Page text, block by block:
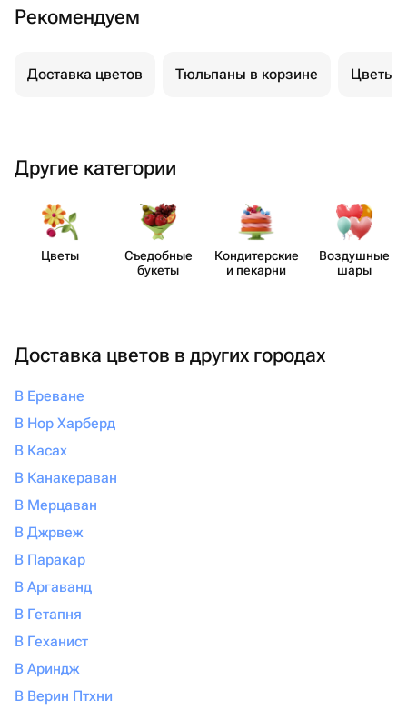
Рекомендуем
Доставка цветов Тюльпаны в корзине Цветы
Другие категории
Цветы
Съедобные
букеты
Кондит​ерские
и пекарни
Воздушные
шары
Доставка цветов в других городах
В Ереване
В Нор Харберд
В Касах
В Канакераван
В Мерцаван
В Джрвеж
В Паракар
В Аргаванд
В Гетапня
В Геханист
В Ариндж
В Верин Птхни